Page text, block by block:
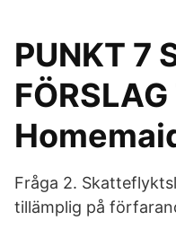
PUNKT 7
Fråga 2.
tillämplig på